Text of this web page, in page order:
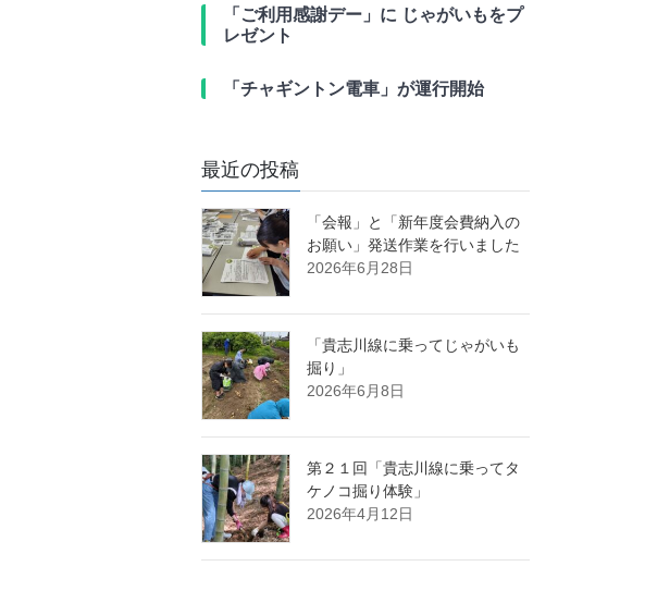
「ご利用感謝デー」に じゃがいもをプ
レゼント
「チャギントン電車」が運行開始
最近の投稿
「会報」と「新年度会費納入の
お願い」発送作業を行いました
2026年6月28日
「貴志川線に乗ってじゃがいも
掘り」
2026年6月8日
第２１回「貴志川線に乗ってタ
ケノコ掘り体験」
2026年4月12日